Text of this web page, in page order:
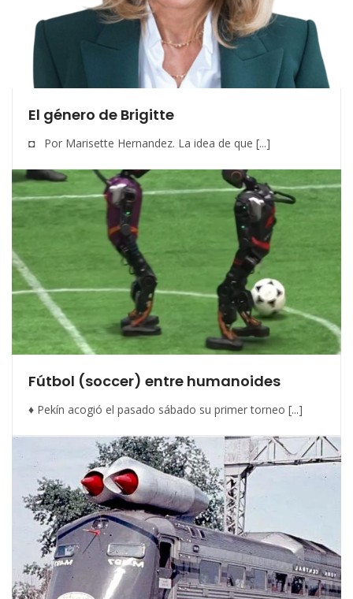
El género de Brigitte
◘ Por Marisette Hernandez. La idea de que [...]
Fútbol (soccer) entre humanoides
♦ Pekín acogió el pasado sábado su primer torneo [...]